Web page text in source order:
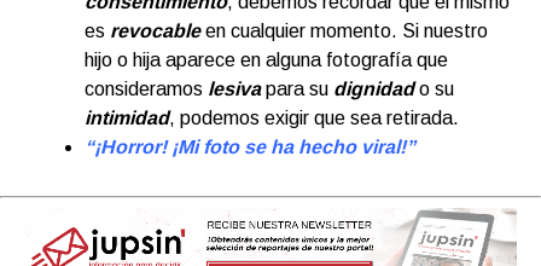
es revocableen cualquier momento. Si nuestro
hijo o hija aparece en alguna fotografía que
consideramos lesivapara su dignidad o su
intimidad, podemos exigir que sea retirada.
“¡Horror! ¡Mi foto se ha hecho viral!”